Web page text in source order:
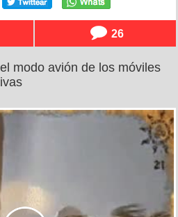
26
modo avión de los móviles